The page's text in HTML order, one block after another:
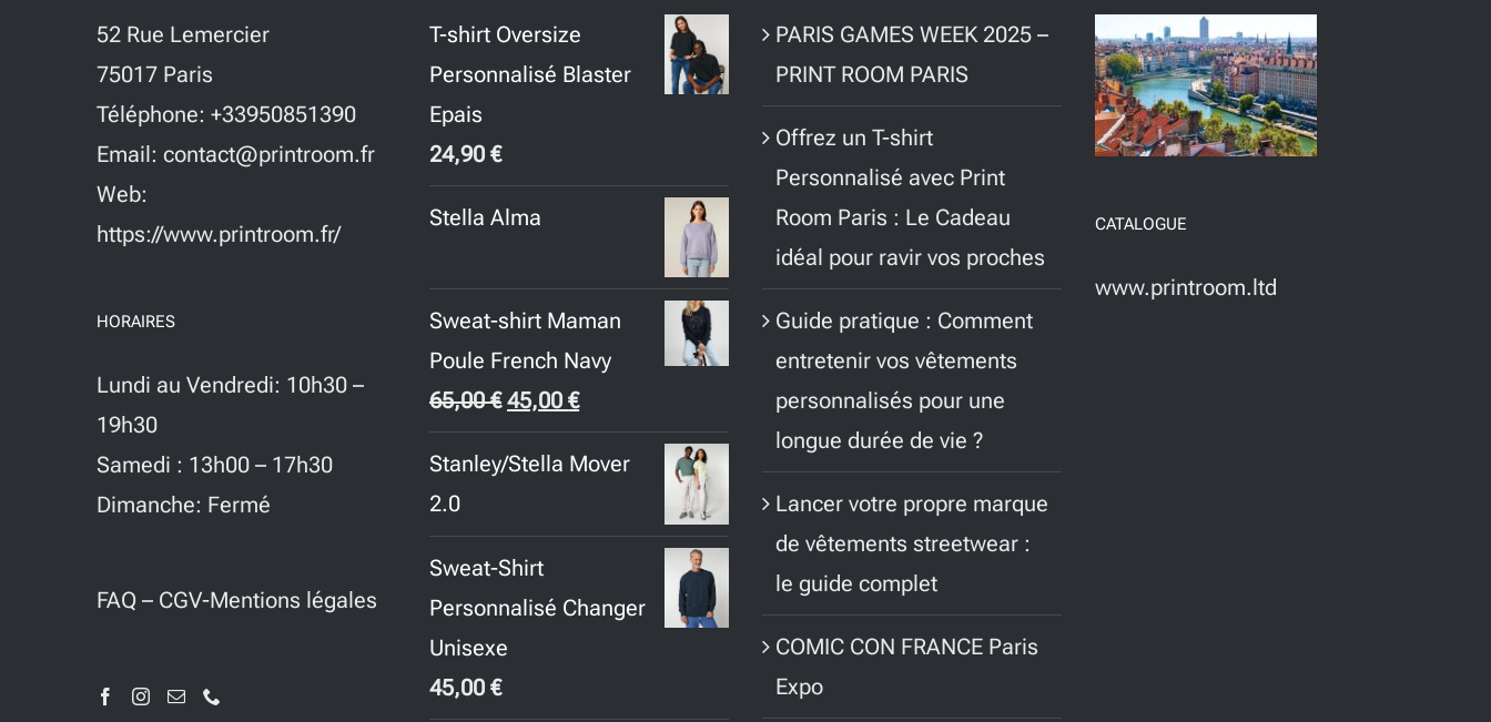
52 Rue Lemercier
75017 Paris
Téléphone: +33950851390
Email: contact@printroom.fr
Web:
https://www.printroom.fr/
HORAIRES
Lundi au Vendredi: 10h30 –
19h30
Samedi : 13h00 – 17h30
Dimanche: Fermé
FAQ – CGV-Mentions légales
T-shirt Oversize
Personnalisé Blaster
Epais
24,90€
Stella Alma
Sweat-shirt Maman
Poule French Navy
65,00€ Le
prix
initial
65,00 €.
45,00€Le
prix
actuel
Stanley/Stella Mover
2.0
Sweat-Shirt
Personnalisé Changer
Unisexe
45,00€
PARIS GAMES WEEK 2025 –
PRINT ROOM PARIS
Offrez un T-shirt
Personnalisé avec Print
Room Paris : Le Cadeau
idéal pour ravir vos proches
Guide pratique : Comment
entretenir vos vêtements
personnalisés pour une
longue durée de vie ?
Lancer votre propre marque
de vêtements streetwear :
le guide complet
COMIC CON FRANCE Paris
Expo
CATALOGUE
www.printroom.ltd